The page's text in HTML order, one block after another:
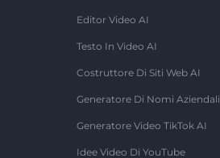
Editor Video AI
Testo In Video AI
Costruttore Di Siti Web AI
Generatore Di Nomi Aziendali
Generatore Video TikTok AI
Idee Video Di YouTube